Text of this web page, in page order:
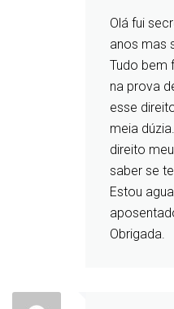
Olá fui
anos mas
Tudo bem
na prova
esse
meia
direito
saber se
Estou
Obrigada.